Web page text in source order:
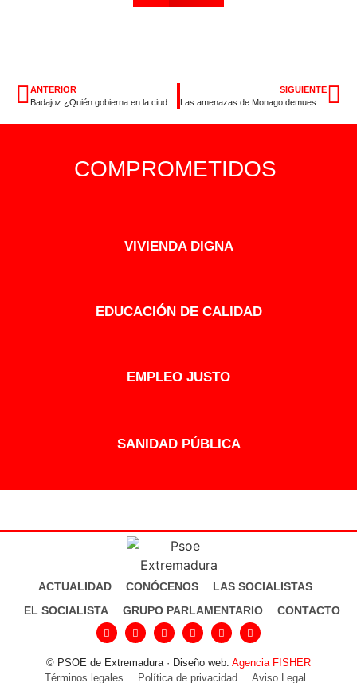
ANTERIOR
SIGUIENTE
COMPROMETIDOS
VIVIENDA DIGNA
EDUCACIÓN DE CALIDAD
EMPLEO JUSTO
SANIDAD PÚBLICA
ACTUALIDAD CONÓCENOS
LAS SOCIALISTAS
EL SOCIALISTA
GRUPO PARLAMENTARIO CONTACTO
© PSOE de Extremadura · Diseño web: Agencia FISHER
Términos legales
Política de privacidad Aviso Legal